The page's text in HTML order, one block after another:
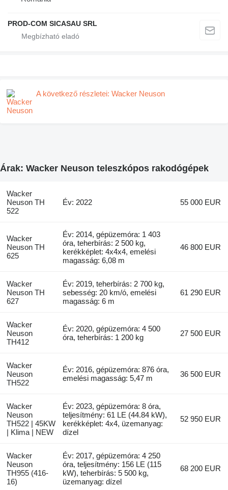
PROD-COM SICASAU SRL
A következő részletei: Wacker Neuson
Árak: Wacker Neuson teleszkópos rakodógépek
Wacker
Neuson TH
522
Év: 2022 55 000 EUR
Wacker
Neuson TH
625
Év: 2014, gépüzemóra: 1 403
óra, teherbírás: 2 500 kg,
kerékképlet: 4x4x4, emelési
magasság: 6,08 m
46 800 EUR
Wacker
Neuson TH
627
Év: 2019, teherbírás: 2 700 kg,
sebesség: 20 km/ó, emelési
magasság: 6 m
61 290 EUR
Wacker
Neuson
TH412
Év: 2020, gépüzemóra: 4 500
óra, teherbírás: 1 200 kg
27 500 EUR
Wacker
Neuson
TH522
Év: 2016, gépüzemóra: 876 óra,
emelési magasság: 5,47 m
36 500 EUR
Wacker
Neuson
TH522 | 45KW
| Klima | NEW
Év: 2023, gépüzemóra: 8 óra,
teljesítmény: 61 LE (44.84 kW),
kerékképlet: 4x4, üzemanyag:
dízel
52 950 EUR
Wacker
Neuson
TH955 (416-
16)
Év: 2017, gépüzemóra: 4 250
óra, teljesítmény: 156 LE (115
kW), teherbírás: 5 500 kg,
üzemanyag: dízel
68 200 EUR